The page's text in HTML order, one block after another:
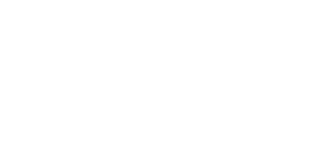
。